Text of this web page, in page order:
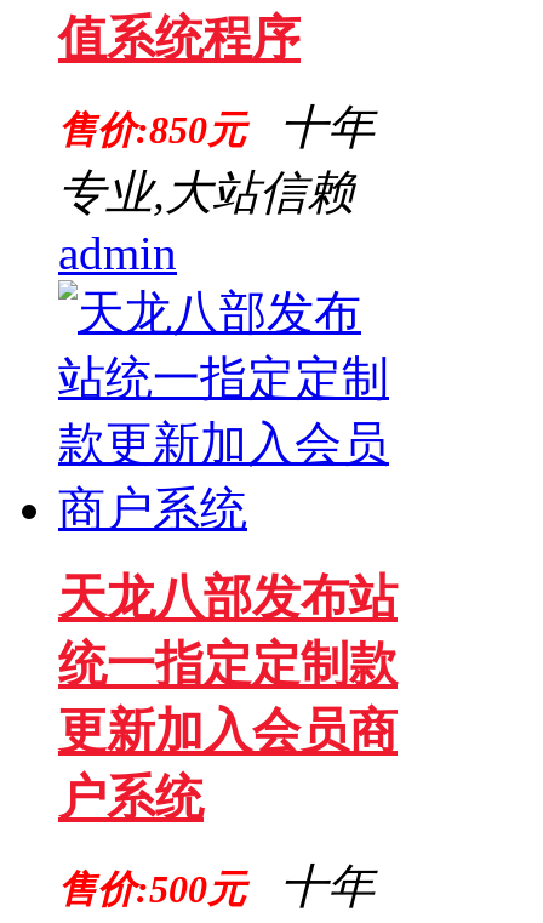
值系统程序
售价:850元
十年
专业,大站信赖
admin
天龙八部发布站
统一指定定制款
更新加入会员商
户系统
售价:500元
十年